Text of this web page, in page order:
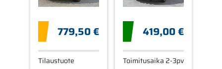
779,50 €
Tilaustuote
419,00 €
Toimitusaika 2-3pv